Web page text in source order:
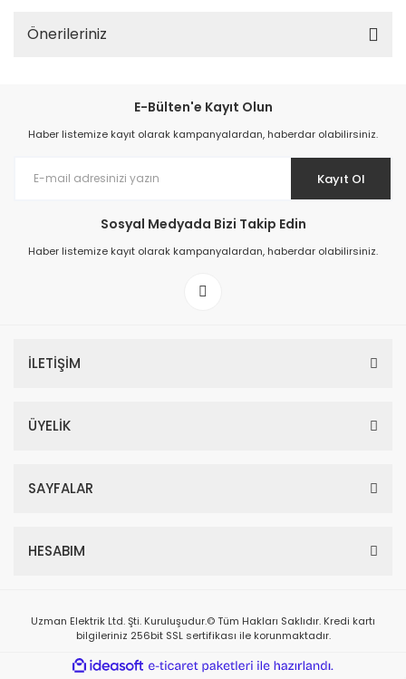
Önerileriniz
E-Bülten'e Kayıt Olun
Haber listemize kayıt olarak kampanyalardan, haberdar olabilirsiniz.
Kayıt Ol
Sosyal Medyada Bizi Takip Edin
Haber listemize kayıt olarak kampanyalardan, haberdar olabilirsiniz.
İLETİŞİM
ÜYELİK
SAYFALAR
HESABIM
Uzman Elektrik Ltd. Şti. Kuruluşudur.© Tüm Hakları Saklıdır. Kredi kartı
bilgileriniz 256bit SSL sertifikası ile korunmaktadır.
ideasoft
e-